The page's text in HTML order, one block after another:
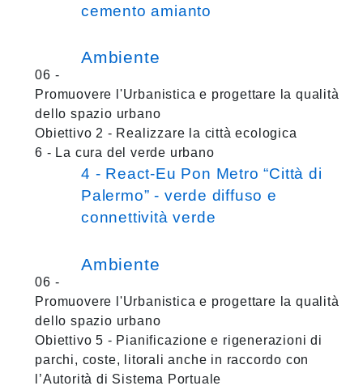
cemento amianto
Ambiente
06 -
Promuovere l'Urbanistica e progettare la qualità
dello spazio urbano
Obiettivo 2 - Realizzare la città ecologica
6 - La cura del verde urbano
4 - React-Eu Pon Metro “Città di
Palermo” - verde diffuso e
connettività verde
Ambiente
06 -
Promuovere l'Urbanistica e progettare la qualità
dello spazio urbano
Obiettivo 5 - Pianificazione e rigenerazioni di
parchi, coste, litorali anche in raccordo con
l’Autorità di Sistema Portuale